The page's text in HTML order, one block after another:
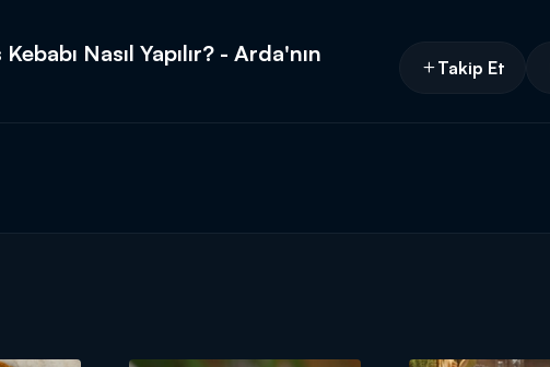
Nasıl Yapılır? - Arda'nın
Takip Et